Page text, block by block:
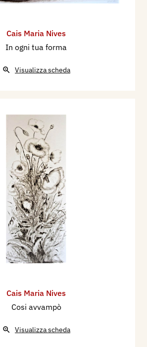
Cais Maria Nives
In ogni tua forma
Visualizza scheda
Cais Maria Nives
Cosi avvampò
Visualizza scheda